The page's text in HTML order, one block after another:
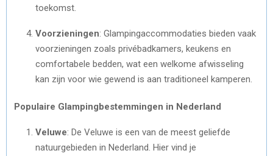
toekomst.
Voorzieningen: Glampingaccommodaties bieden vaak
voorzieningen zoals privébadkamers, keukens en
comfortabele bedden, wat een welkome afwisseling
kan zijn voor wie gewend is aan traditioneel kamperen.
Populaire Glampingbestemmingen in Nederland
Veluwe: De Veluwe is een van de meest geliefde
natuurgebieden in Nederland. Hier vind je